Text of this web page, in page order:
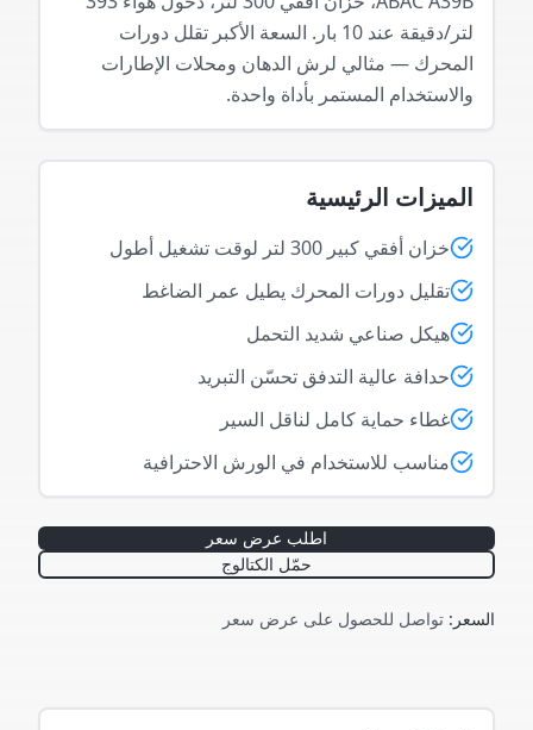
لتر/دقيقة عند 10 بار. السعة الأكبر تقلل دورات
المحرك — مثالي لرش الدهان ومحلات الإطارات
والاستخدام المستمر بأداة واحدة.
الميزات الرئيسية
خزان أفقي كبير 300 لتر لوقت تشغيل أطول
تقليل دورات المحرك يطيل عمر الضاغط
هيكل صناعي شديد التحمل
حدافة عالية التدفق تحسّن التبريد
غطاء حماية كامل لناقل السير
مناسب للاستخدام في الورش الاحترافية
اطلب عرض سعر
حمّل الكتالوج
السعر : تواصل للحصول على عرض سعر